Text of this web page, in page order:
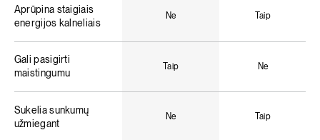
Aprūpina staigiais
energijos kalneliais
Ne Taip
Gali pasigirti
maistingumu
Taip Ne
Sukelia sunkumų
užmiegant
Ne Taip